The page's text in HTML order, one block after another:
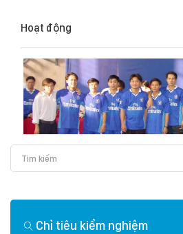
Hoạt động
Chỉ tiêu kiểm nghiệm